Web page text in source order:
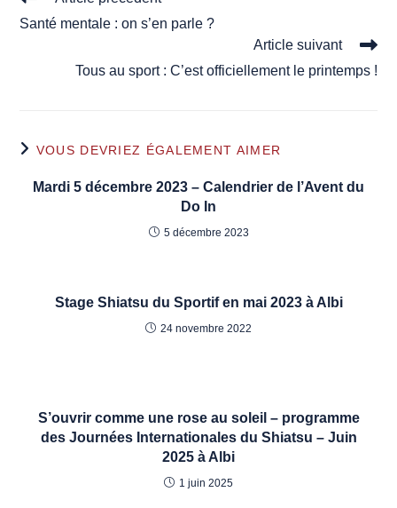
articles
Santé mentale : on s’en parle ?
Article suivant
Tous au sport : C’est officiellement le printemps !
VOUS DEVRIEZ ÉGALEMENT AIMER
Mardi 5 décembre 2023 – Calendrier de l’Avent du
Do In
5 décembre 2023
Stage Shiatsu du Sportif en mai 2023 à Albi
24 novembre 2022
S’ouvrir comme une rose au soleil – programme
des Journées Internationales du Shiatsu – Juin
2025 à Albi
1 juin 2025